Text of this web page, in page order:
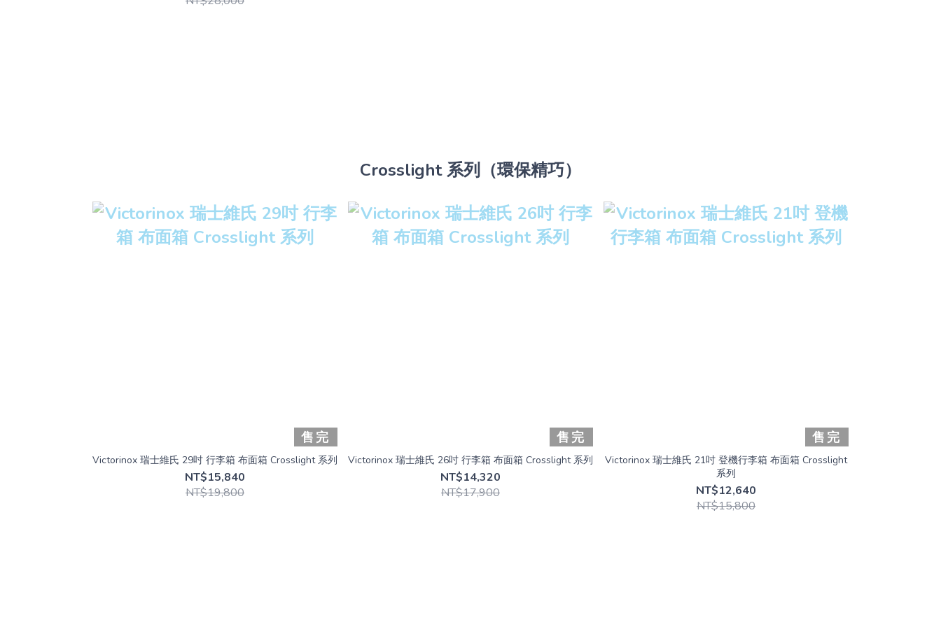
Crosslight 系列（環保精巧）
售完
Victorinox 瑞士維氏 29吋 行李箱 布面箱 Crosslight 系列
NT$15,840
NT$19,800
售完
Victorinox 瑞士維氏 26吋 行李箱 布面箱 Crosslight 系列
NT$14,320
NT$17,900
售完
Victorinox 瑞士維氏 21吋 登機行李箱 布面箱 Crosslight
系列
NT$12,640
NT$15,800